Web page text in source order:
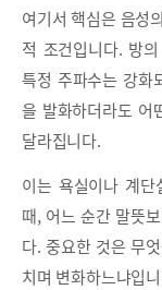
여기서 핵심은 음성
적 조건입니다. 방
특정 주파수는 강화
을 발화하더라도 어
달라집니다.
이는 욕실이나 계
때, 어느 순간 말뜻
다. 중요한 것은 무
치며 변화하느냐입